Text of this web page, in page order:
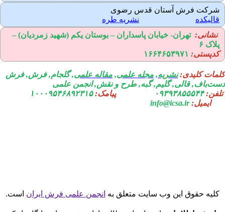
شرکت فرش آستان قدس رضوی
قالیکده
نشریه طره
نشانی: تهران-خیابان پاسداران – بوستان یکم (شهید زمردیان) –
پلاک ۶
کدپستی:۱۶۶۴۶۵۳۹۷۱
کلیدی: نشریه,مجله علمی,مقاله علمی, گلجام, فرش, فرش
قالی, گلیم, گبه, طرح و نقش, انجمن علمی
۰۹۳۹۳۸۵۵۵۴۴ پیامک:
۱۰۰۰۹۵۴۶۸۹۲۳۱۵
ایمیل:info@icsa.ir
کلیه حقوق این وب سایت متعلق به انجمن علمی فرش ایران است.